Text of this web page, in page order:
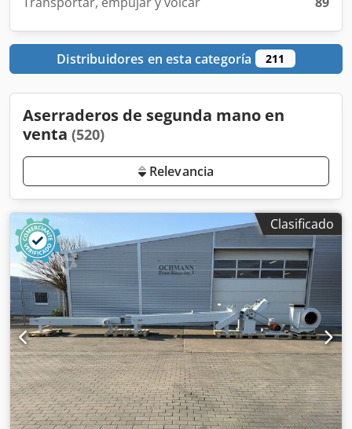
Distribuidores en esta categoría 211
Aserraderos de segunda mano en
venta (520)
Relevancia
Clasificado